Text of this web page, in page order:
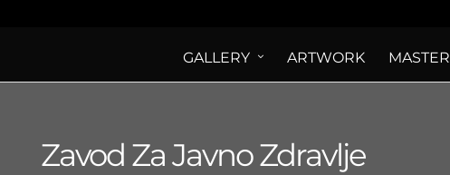
GALLERY ARTWORK MASTER
Zavod Za Javno Zdravlje